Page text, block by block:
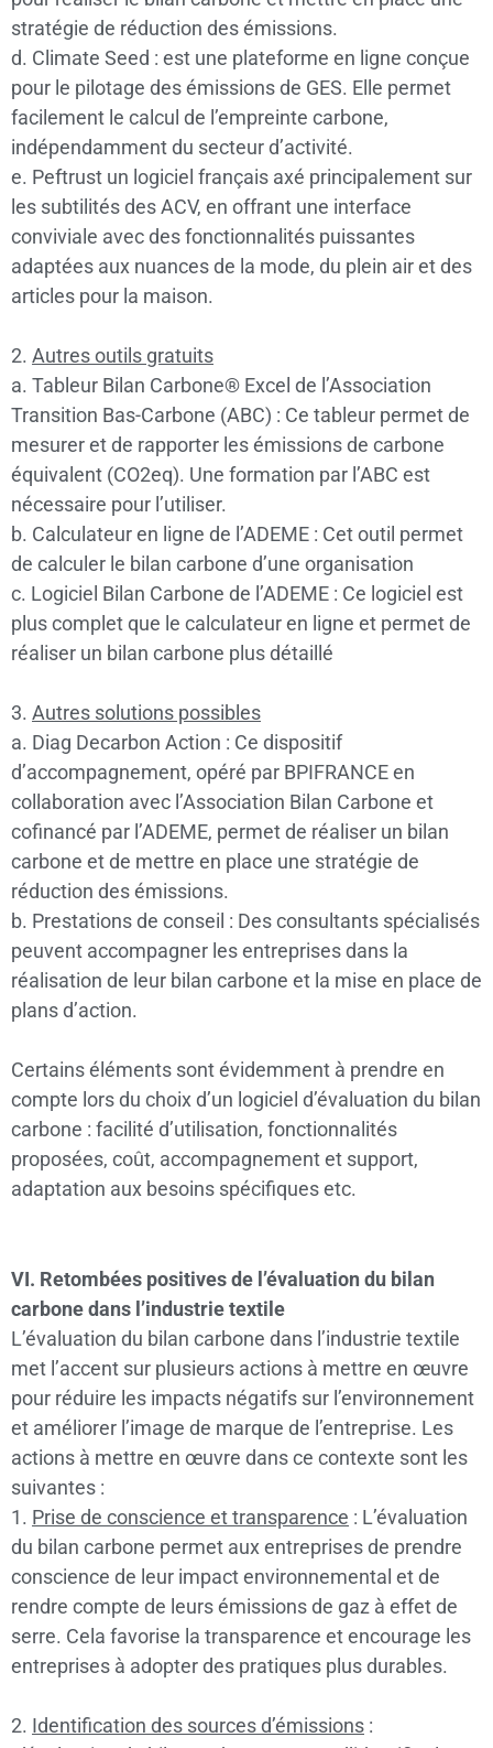
stratégie de réduction des émissions.
d. Climate Seed : est une plateforme en ligne conçue
pour le pilotage des émissions de GES. Elle permet
facilement le calcul de l’empreinte carbone,
indépendamment du secteur d’activité.
e. Peftrust un logiciel français axé principalement sur
les subtilités des ACV, en offrant une interface
conviviale avec des fonctionnalités puissantes
adaptées aux nuances de la mode, du plein air et des
articles pour la maison.
2. Autres outils gratuits
a. Tableur Bilan Carbone® Excel de l’Association
Transition Bas-Carbone (ABC) : Ce tableur permet de
mesurer et de rapporter les émissions de carbone
équivalent (CO2eq). Une formation par l’ABC est
nécessaire pour l’utiliser.
b. Calculateur en ligne de l’ADEME : Cet outil permet
de calculer le bilan carbone d’une organisation
c. Logiciel Bilan Carbone de l’ADEME : Ce logiciel est
plus complet que le calculateur en ligne et permet de
réaliser un bilan carbone plus détaillé
3. Autres solutions possibles
a. Diag Decarbon Action : Ce dispositif
d’accompagnement, opéré par BPIFRANCE en
collaboration avec l’Association Bilan Carbone et
cofinancé par l’ADEME, permet de réaliser un bilan
carbone et de mettre en place une stratégie de
réduction des émissions.
b. Prestations de conseil : Des consultants spécialisés
peuvent accompagner les entreprises dans la
réalisation de leur bilan carbone et la mise en place de
plans d’action.
Certains éléments sont évidemment à prendre en
compte lors du choix d’un logiciel d’évaluation du bilan
carbone : facilité d’utilisation, fonctionnalités
proposées, coût, accompagnement et support,
adaptation aux besoins spécifiques etc.
VI. Retombées positives de l’évaluation du bilan
carbone dans l’industrie textile
L’évaluation du bilan carbone dans l’industrie textile
met l’accent sur plusieurs actions à mettre en œuvre
pour réduire les impacts négatifs sur l’environnement
et améliorer l’image de marque de l’entreprise. Les
actions à mettre en œuvre dans ce contexte sont les
suivantes :
1. Prise de conscience et transparence : L’évaluation
du bilan carbone permet aux entreprises de prendre
conscience de leur impact environnemental et de
rendre compte de leurs émissions de gaz à effet de
serre. Cela favorise la transparence et encourage les
entreprises à adopter des pratiques plus durables.
2. Identification des sources d’émissions :